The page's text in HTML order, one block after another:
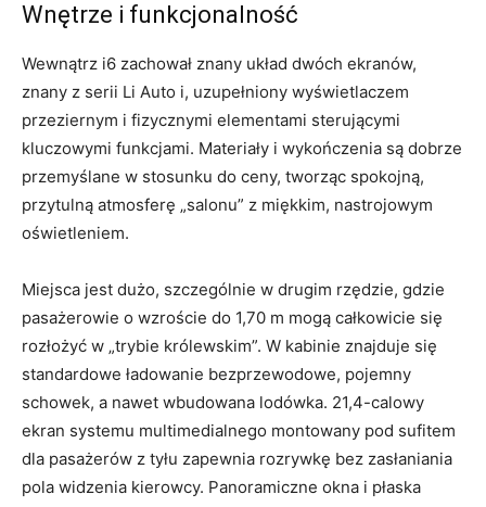
Wnętrze i funkcjonalność
Wewnątrz i6 zachował znany układ dwóch ekranów,
znany z serii Li Auto i, uzupełniony wyświetlaczem
przeziernym i fizycznymi elementami sterującymi
kluczowymi funkcjami. Materiały i wykończenia są dobrze
przemyślane w stosunku do ceny, tworząc spokojną,
przytulną atmosferę „salonu” z miękkim, nastrojowym
oświetleniem.
Miejsca jest dużo, szczególnie w drugim rzędzie, gdzie
pasażerowie o wzroście do 1,70 m mogą całkowicie się
rozłożyć w „trybie królewskim”. W kabinie znajduje się
standardowe ładowanie bezprzewodowe, pojemny
schowek, a nawet wbudowana lodówka. 21,4-calowy
ekran systemu multimedialnego montowany pod sufitem
dla pasażerów z tyłu zapewnia rozrywkę bez zasłaniania
pola widzenia kierowcy. Panoramiczne okna i płaska